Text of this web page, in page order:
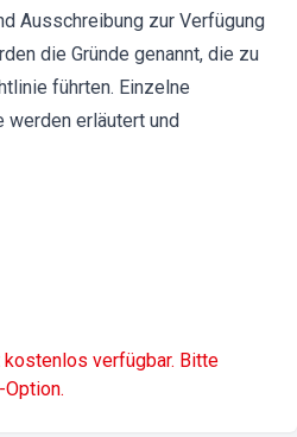
Ausschreibung zur Verfügung
die Gründe genannt, die zu
führten. Einzelne
werden erläutert und
verfügbar. Bitte